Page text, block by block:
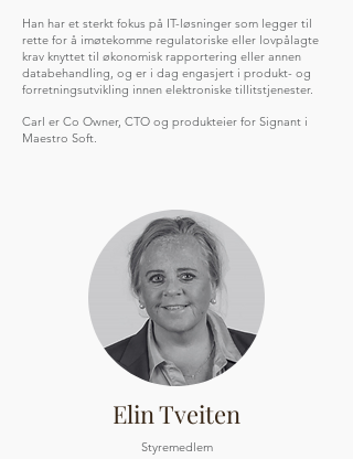
Han har et sterkt fokus på IT-løsninger som legger til
rette for å imøtekomme regulatoriske eller lovpålagte
krav knyttet til økonomisk rapportering eller annen
databehandling, og er i dag engasjert i produkt- og
forretningsutvikling innen elektroniske tillitstjenester.
Carl er Co Owner, CTO og produkteier for Signant i
Maestro Soft.
Elin Tveiten
Styremedlem